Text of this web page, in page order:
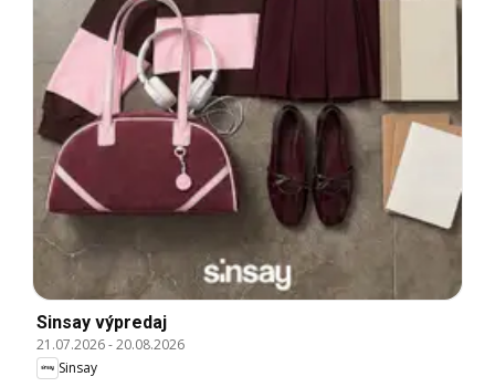
Sinsay výpredaj
21.07.2026-20.08.2026
Sinsay